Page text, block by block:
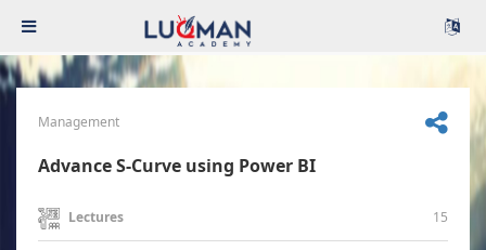
Management
Advance S-Curve using Power BI
Lectures 15